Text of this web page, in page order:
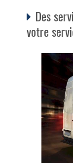
Des
votre